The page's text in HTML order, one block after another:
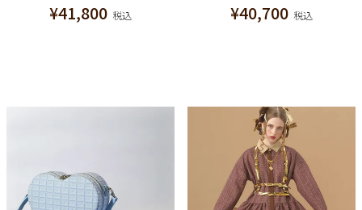
¥41,800 税込 ¥40,700 税込